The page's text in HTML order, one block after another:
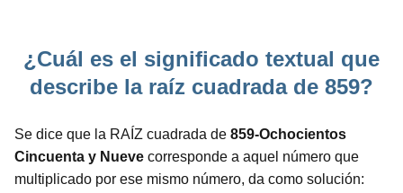
¿Cuál es el significado textual que
describe la raíz cuadrada de 859?
Se dice que la RAÍZ cuadrada de 859-Ochocientos
Cincuenta y Nueve corresponde a aquel número que
multiplicado por ese mismo número, da como solución: